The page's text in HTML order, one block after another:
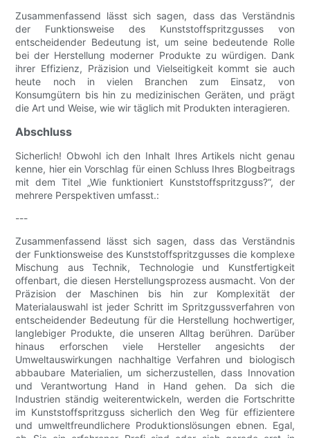
Zusammenfassend lässt sich sagen, dass das Verständnis
der Funktionsweise des Kunststoffspritzgusses von
entscheidender Bedeutung ist, um seine bedeutende Rolle
bei der Herstellung moderner Produkte zu würdigen. Dank
ihrer Effizienz, Präzision und Vielseitigkeit kommt sie auch
heute noch in vielen Branchen zum Einsatz, von
Konsumgütern bis hin zu medizinischen Geräten, und prägt
die Art und Weise, wie wir täglich mit Produkten interagieren.
Abschluss
Sicherlich! Obwohl ich den Inhalt Ihres Artikels nicht genau
kenne, hier ein Vorschlag für einen Schluss Ihres Blogbeitrags
mit dem Titel „Wie funktioniert Kunststoffspritzguss?“, der
mehrere Perspektiven umfasst.:
---
Zusammenfassend lässt sich sagen, dass das Verständnis
der Funktionsweise des Kunststoffspritzgusses die komplexe
Mischung aus Technik, Technologie und Kunstfertigkeit
offenbart, die diesen Herstellungsprozess ausmacht. Von der
Präzision der Maschinen bis hin zur Komplexität der
Materialauswahl ist jeder Schritt im Spritzgussverfahren von
entscheidender Bedeutung für die Herstellung hochwertiger,
langlebiger Produkte, die unseren Alltag berühren. Darüber
hinaus erforschen viele Hersteller angesichts der
Umweltauswirkungen nachhaltige Verfahren und biologisch
abbaubare Materialien, um sicherzustellen, dass Innovation
und Verantwortung Hand in Hand gehen. Da sich die
Industrien ständig weiterentwickeln, werden die Fortschritte
im Kunststoffspritzguss sicherlich den Weg für effizientere
und umweltfreundlichere Produktionslösungen ebnen. Egal,